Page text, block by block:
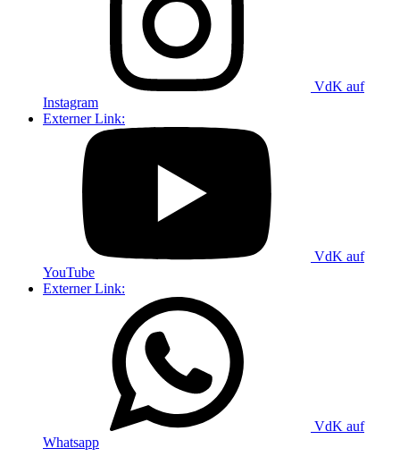
VdK auf
Instagram
Externer Link:
VdK auf
YouTube
Externer Link:
VdK auf
Whatsapp